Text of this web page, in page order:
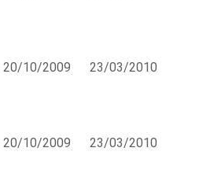
20/10/2009 23/03/2010
20/10/2009 23/03/2010